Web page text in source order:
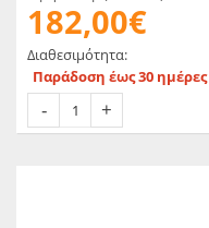
182,00€
Διαθεσιμότητα:
Παράδοση έως 30 ημέρες